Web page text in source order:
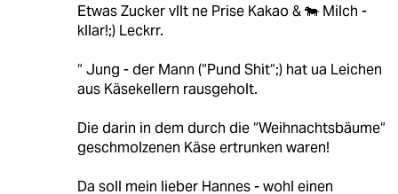
Etwas Zucker vllt ne Prise Kakao & 🐄 Milch -
kllar!;) Leckrr.
“ Jung - der Mann (“Pund Shit“;) hat ua Leichen
aus Käsekellern rausgeholt.
Die darin in dem durch die “Weihnachtsbäume“
geschmolzenen Käse ertrunken waren!
Da soll mein lieber Hannes - wohl einen